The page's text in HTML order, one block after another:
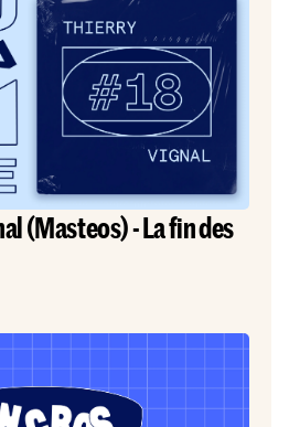
(Masteos) - La fin des